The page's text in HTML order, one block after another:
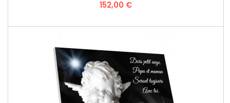
Prix
152,00 €